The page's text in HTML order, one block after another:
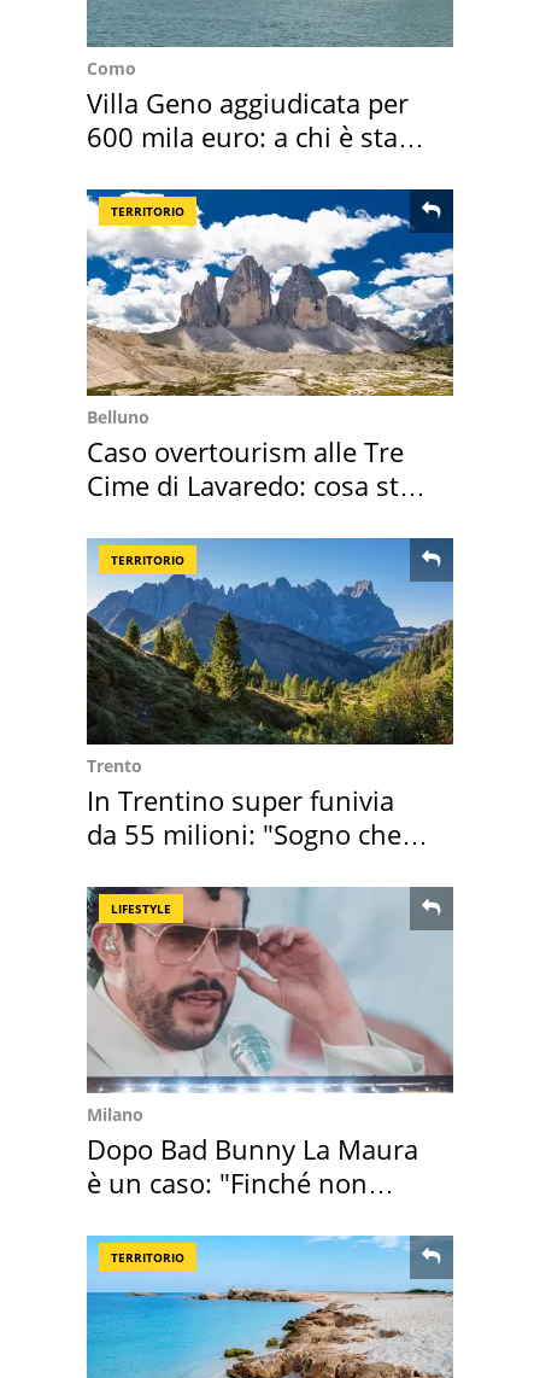
Como
Villa Geno aggiudicata per
600 mila euro: a chi è stata
TERRITORIO
Belluno
Caso overtourism alle Tre
Cime di Lavaredo: cosa sta
TERRITORIO
Trento
In Trentino super funivia
da 55 milioni: "Sogno che si
LIFESTYLE
Milano
Dopo Bad Bunny La Maura
è un caso: "Finché non
TERRITORIO